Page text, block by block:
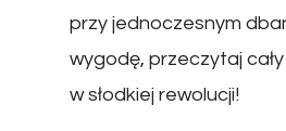
przy jednoczesnym
wygodę, przeczytaj cały
w słodkiej rewolucji!